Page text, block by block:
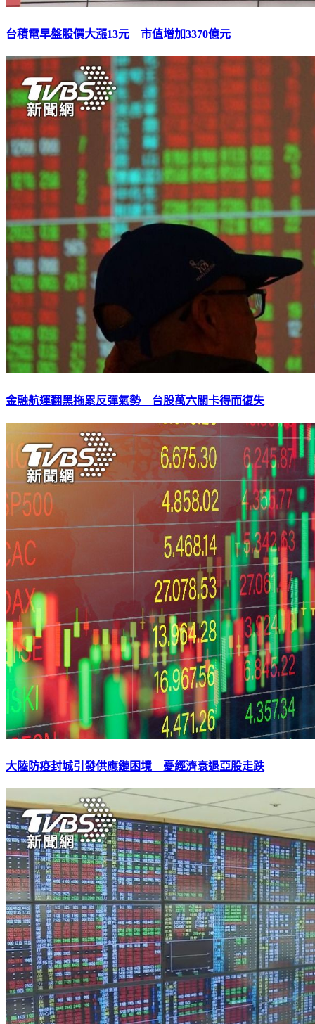
台積電早盤股價大漲13元 市值增加3370億元
金融航運翻黑拖累反彈氣勢 台股萬六關卡得而復失
大陸防疫封城引發供應鏈困境 憂經濟衰退亞股走跌